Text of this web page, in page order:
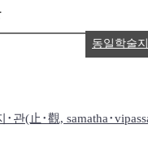
관(止･觀, samatha･
동일학술